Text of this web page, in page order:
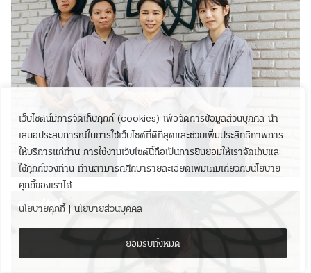
เว็บไซต์นี้มีการจัดเก็บคุกกี้ (cookies) เพื่อจัดการข้อมูลส่วนบุคคล นำ
เสนอประสบการณ์ในการใช้เว็บไซต์ที่ดีที่สุดและช่วยเพิ่มประสิทธิภาพการ
ให้บริการแก่ท่าน การใช้งานเว็บไซต์นี้ถือเป็นการยินยอมให้เราจัดเก็บและ
ใช้คุกกี้ของท่าน ท่านสามารถศึกษารายละเอียดเพิ่มเติมเกี่ยวกับนโยบาย
คุกกี้ของเราได้
นโยบายคุกกี้ | นโยบายส่วนบุคคล
ยอมรับทั้งหมด